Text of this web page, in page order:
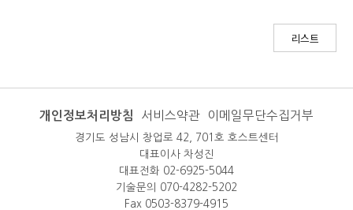
리스트
개인정보처리방침 서비스약관 이메일무단수집거부
경기도 성남시 창업로 42, 701호 호스트센터
대표이사 차성진
대표전화 02-6925-5044
기술문의 070-4282-5202
Fax 0503-8379-4915